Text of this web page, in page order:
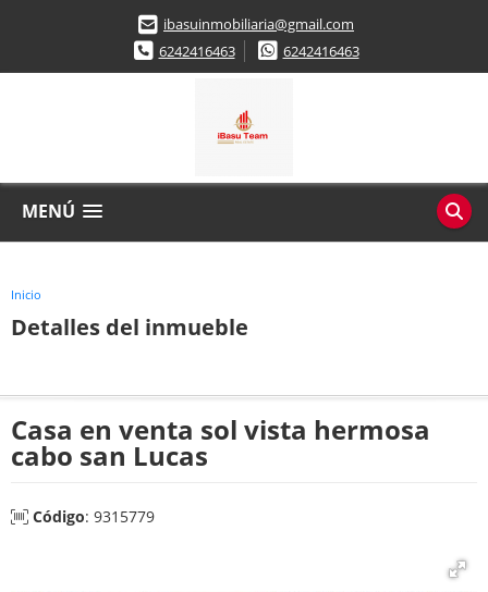
ibasuinmobiliaria@gmail.com
6242416463
6242416463
MENÚ
Inicio
Detalles del inmueble
Casa en venta sol vista hermosa
cabo san Lucas
Código: 9315779